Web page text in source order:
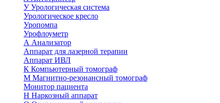
УУрологическая система
Урологическое кресло
Уропомпа
Урофлоуметр
А Анализатор
Аппарат для лазерной терапии
Аппарат ИВЛ
К Компьютерный томограф
М Магнитно-резонансный томограф
Монитор пациента
Н Наркозный аппарат